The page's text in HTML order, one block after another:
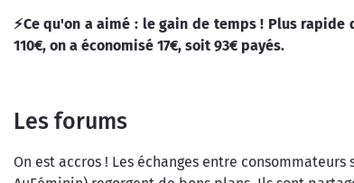
⚡Ce qu'on a aimé : le gain de temps ! Plus
110€, on a économisé 17€, soit 93€ payés.
Les forums
On est accros ! Les échanges entre